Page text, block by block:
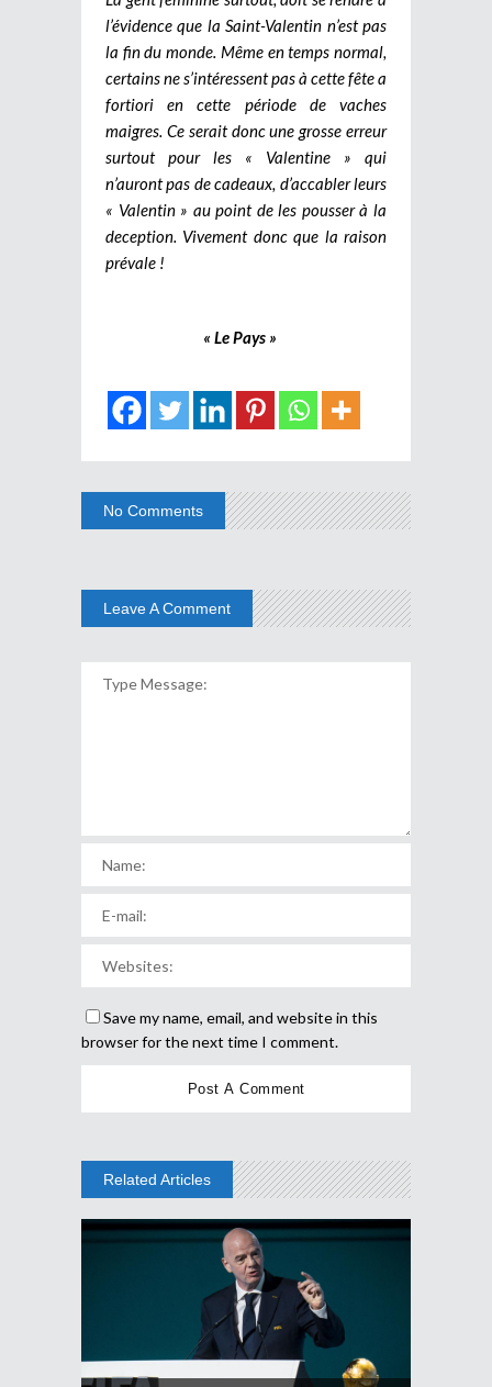
l’évidence que la Saint-Valentin n’est pas
la fin du monde. Même en temps normal,
certains ne s’intéressent pas à cette fête a
fortiori en cette période de vaches
maigres. Ce serait donc une grosse erreur
surtout pour les « Valentine » qui
n’auront pas de cadeaux, d’accabler leurs
« Valentin » au point de les pousser à la
deception. Vivement donc que la raison
prévale !
« Le Pays »
No Comments
Leave A Comment
Save my name, email, and website in this
browser for the next time I comment.
Related Articles